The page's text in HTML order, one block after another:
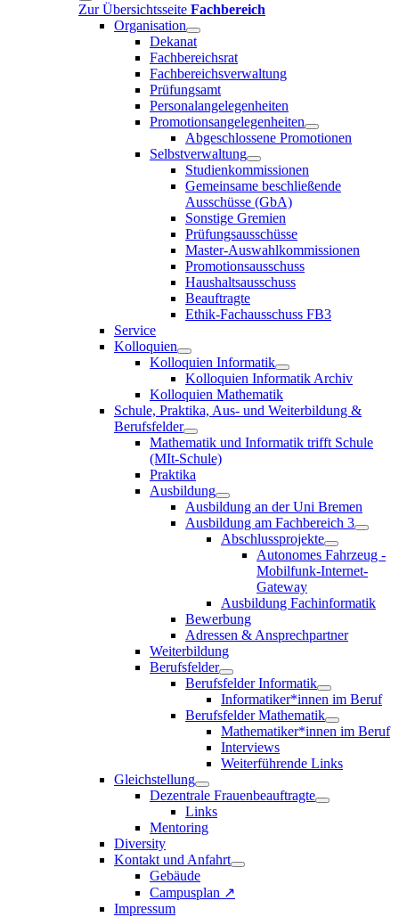
Zur Übersichtsseite Fachbereich
Organisation
Dekanat
Fachbereichsrat
Fachbereichsverwaltung
Prüfungsamt
Personalangelegenheiten
Promotionsangelegenheiten
Abgeschlossene Promotionen
Selbstverwaltung
Studienkommissionen
Gemeinsame beschließende
Ausschüsse (GbA)
Sonstige Gremien
Prüfungsausschüsse
Master-Auswahlkommissionen
Promotionsausschuss
Haushaltsausschuss
Beauftragte
Ethik-Fachausschuss FB3
Service
Kolloquien
Kolloquien Informatik
Kolloquien Informatik Archiv
Kolloquien Mathematik
Schule, Praktika, Aus- und Weiterbildung &
Berufsfelder
Mathematik und Informatik trifft Schule
(MIt-Schule)
Praktika
Ausbildung
Ausbildung an der Uni Bremen
Ausbildung am Fachbereich 3
Abschlussprojekte
Autonomes Fahrzeug -
Mobilfunk-Internet-
Gateway
Ausbildung Fachinformatik
Bewerbung
Adressen & Ansprechpartner
Weiterbildung
Berufsfelder
Berufsfelder Informatik
Informatiker*innen im Beruf
Berufsfelder Mathematik
Mathematiker*innen im Beruf
Interviews
Weiterführende Links
Gleichstellung
Dezentrale Frauenbeauftragte
Links
Mentoring
Diversity
Kontakt und Anfahrt
Gebäude
Campusplan ↗
Impressum